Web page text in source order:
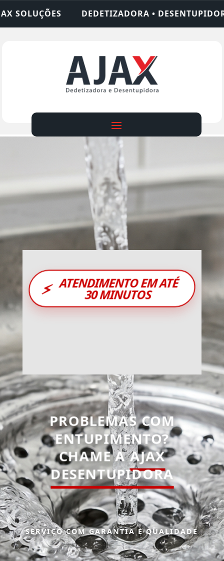
• DESENTUPIDORA • LIMPEZA DE FOSSA
⚡ ATENDIMENTO EM ATÉ
30 MINUTOS
PROBLEMAS COM
ENTUPIMENTO?
CHAME AAJAX
DESENTUPIDORA
SERVIÇO COM GARANTIA E QUALIDADE